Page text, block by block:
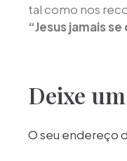
tal como nos
“Jesus jamais
Deixe
O seu endereço